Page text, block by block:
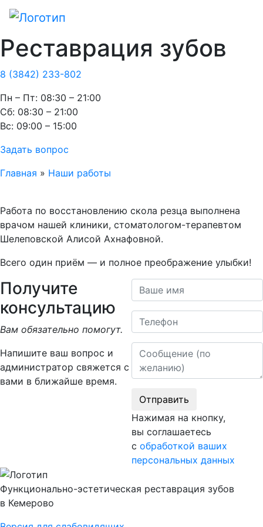
Реставрация зубов
8 (3842) 233-802
Пн – Пт: 08:30 – 21:00
Cб: 08:30 – 21:00
Вс: 09:00 – 15:00
Задать вопрос
Главная » Наши работы
Работа по восстановлению скола резца выполнена
врачом нашей клиники, стоматологом-терапевтом
Шелеповской Алисой Ахнафовной.
Всего один приём — и полное преображение улыбки!
Получите
консультацию
Вам обязательно помогут.
Напишите ваш вопрос и
администратор свяжется с
вами в ближайше время.
Ваше имя
Телефон
Сообщение
Отправить
Нажимая на кнопку,
вы соглашаетесь
с обработкой ваших
персональных данных
Функционально-эстетическая реставрация зубов
в Кемерово